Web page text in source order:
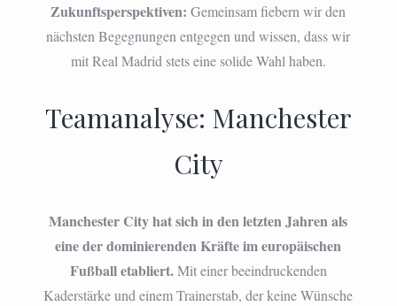
Zukunftsperspektiven: Gemeinsam fiebern wir den
nächsten Begegnungen entgegen und wissen, dass wir
mit Real Madrid stets eine solide Wahl haben.
Teamanalyse: Manchester
City
Manchester City hat sich in den letzten Jahren als
eine der dominierenden Kräfte im europäischen
Fußball etabliert.Mit einer beeindruckenden
Kaderstärke und einem Trainerstab, der keine Wünsche